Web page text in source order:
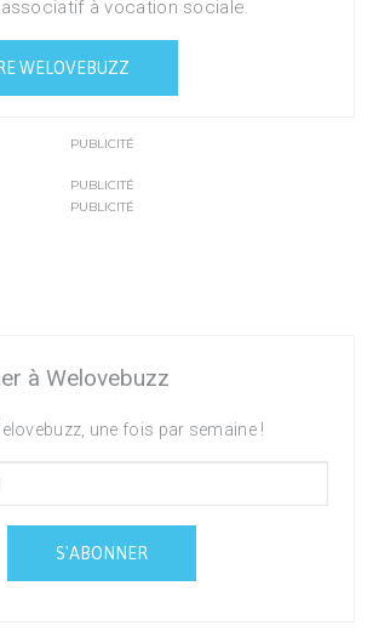
à vocation sociale.
WELOVEBUZZ
PUBLICITÉ
PUBLICITÉ
PUBLICITÉ
à Welovebuzz
une fois par semaine !
S'ABONNER